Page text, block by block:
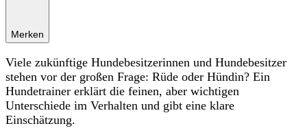
Merken
Viele zukünftige Hundebesitzerinnen und Hundebesitzer
stehen vor der großen Frage: Rüde oder Hündin? Ein
Hundetrainer erklärt die feinen, aber wichtigen
Unterschiede im Verhalten und gibt eine klare
Einschätzung.